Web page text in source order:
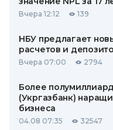
Вчера 12:12 139
НБУ предлагает
расчетов и
Вчера 07:00 2794
Более
(Укргазбанк)
бизнеса
04.08 07:35 32547